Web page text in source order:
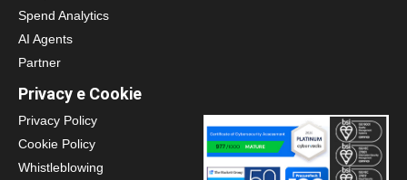
Spend Analytics
AI Agents
Partner
Privacy e Cookie
Privacy Policy
Cookie Policy
Whistleblowing